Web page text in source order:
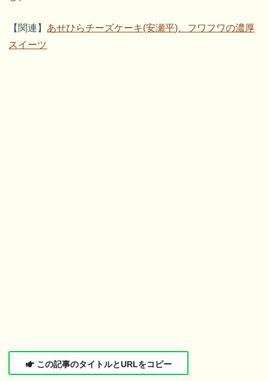
【関連】 あせひらチーズケーキ(安瀬平)、フワフワの濃厚
スイーツ
この記事のタイトルとURLをコピー